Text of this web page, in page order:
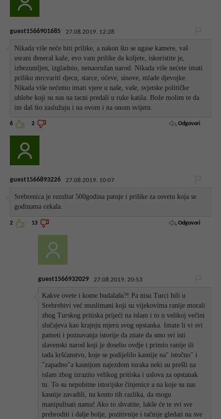
guest1566901685 27.08.2019. 12:28
Nikada više neće biti prilike, a nakon što se ugase kamere, vaš
usrani đeneral kaže, evo vam prilike da koljete, iskoristite je,
izbezumljen, izgladnio, nenaoružan narod. Nikada više nećete imati
priliku mrcvariti djecu, starce, očeve, sinove, mlade djevojke.
Nikada više nećemo imati vjere u naše, vaše, svjetske političke
ublehe koji su nas na tacni predali u ruke katila. Bože molim te da
im daš što zaslužuju i na ovom i na onom svijetu.
6 2 Odgovori
guest1566893226 27.08.2019. 10:07
Srebrenica je rezultat 500godina patnje i prilike za osvetu koja se
godinama cekala.
2 13 Odgovori
guest1566932029 27.08.2019. 20:53
Kakve ovete i kome budalašu?! Pa nisu Turci bili u
Srebrebivi već muslimani koji su vijekovima ranije morali
zbog Turskog pritiska prijeći na islam i to u velikoj večini
slučajeva kao krajnju mjeru svog opstanka. Imate li vi svi
pameti i poznavanja istorije da znate da smo svi isti
slavenski narod koji je doselio ovdje i primio ranije ili
tada kršćanstvo, koje se podijelilo kasnije na" istočno" i
"zapadno"a kasnijom najezdom turaka neki su prešli na
islam zbog izrazito velikog pritiska i uslova za opstanak
tu. To su nepobitne istorijske činjenice a na koje su nas
kasnije zavadili, na konto tih razlika, da mogu
manipulisati nama! Ako to shvatite, lakše će te svi sve
prebroditi i dalje bolje, pozitivnije i tačnije gledati na sve